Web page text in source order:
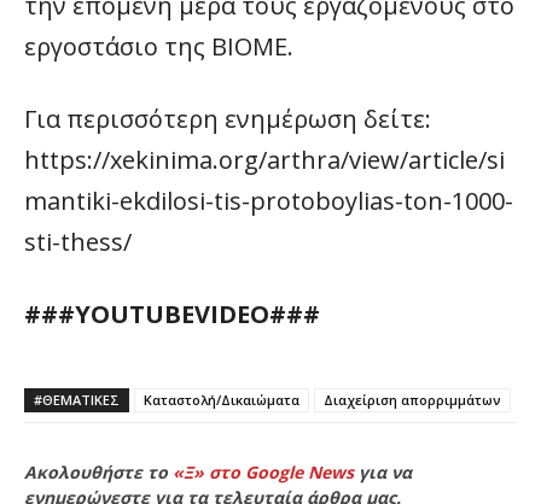
εργοστάσιο της ΒΙΟΜΕ.
Για περισσότερη ενημέρωση δείτε:
https://xekinima.org/arthra/view/article/si
mantiki-ekdilosi-tis-protoboylias-ton-1000-
sti-thess/
###YOUTUBEVIDEO###
#ΘΕΜΑΤΙΚΈΣ Καταστολή/Δικαιώματα Διαχείριση απορριμμάτων
Ακολουθήστε το «Ξ» στο Google Newsγια να
ενημερώνεστε για τα τελευταία άρθρα μας.